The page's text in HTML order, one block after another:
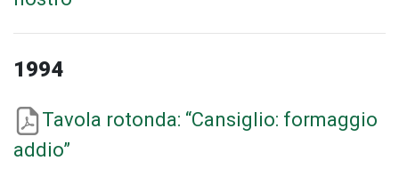
1994
Tavola rotonda: “Cansiglio: formaggio
addio”